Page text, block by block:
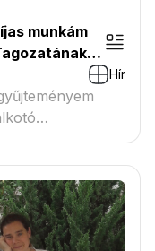
munkám
Hír
kortárs
A
arculata, a és
a